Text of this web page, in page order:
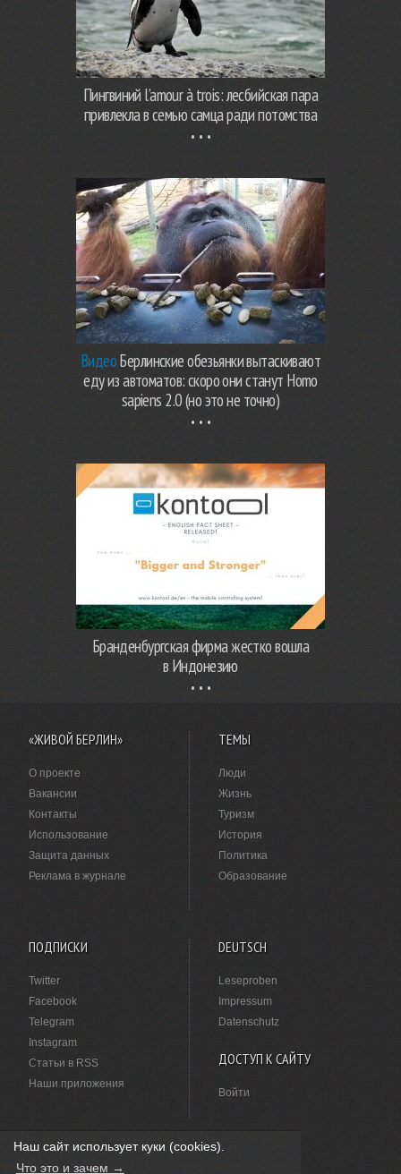
Наш сайт использует куки (cookies).
Что это и зачем →
Пингвиний l’amour à trois: лесбийская пара
привлекла в семью самца ради потомства
ВидеоБерлинские обезьянки вытаскивают
еду из автоматов: скоро они станут Homo
sapiens 2.0 (но это не точно)
Бранденбургская фирма жестко вошла
в Индонезию
«ЖИВОЙ БЕРЛИН»
О проекте
Вакансии
Контакты
Использование
Защита данных
Реклама в журнале
ТЕМЫ
Люди
Жизнь
Туризм
История
Политика
Образование
ПОДПИСКИ
Twitter
Facebook
Telegram
Instagram
Статьи в RSS
Наши приложения
DEUTSCH
Leseproben
Impressum
Datenschutz
ДОСТУП К САЙТУ
Войти
НАШЛИ ОПЕЧАТКУ?